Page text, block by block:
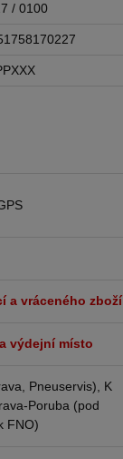
/ 0100
a vráceného zboží
výdejní místo
Pneuservis), K
Poruba (pod
FNO)